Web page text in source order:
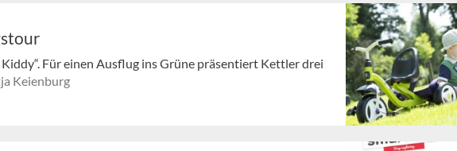
Kiddy“. Für einen Ausflug ins Grüne präsentiert Kettler drei
Keienburg